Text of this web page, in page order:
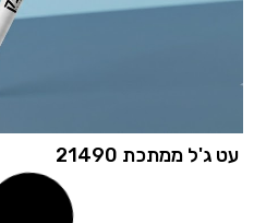
עט ג'ל ממתכת 21490